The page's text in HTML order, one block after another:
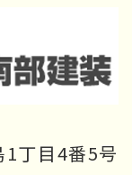
丁目4番5号